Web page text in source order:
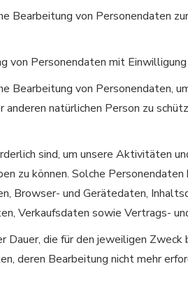
Bearbeitung von Personendaten
von Personendaten mit
Bearbeitung von Personendaten,
natürlichen Person zu
sind, um unsere Aktivitäten
zu können. Solche
Browser- und Gerätedaten,
Verkaufsdaten sowie Vertrags-
Dauer, die für den jeweiligen
deren Bearbeitung nicht mehr